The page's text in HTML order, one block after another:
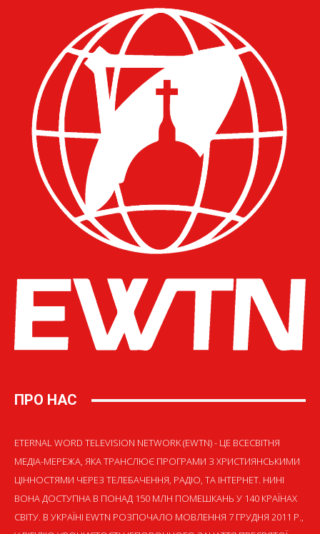
ПРО НАС
ETERNAL WORD TELEVISION NETWORK (EWTN) - ЦЕ ВСЕСВІТНЯ
МЕДІА-МЕРЕЖА, ЯКА ТРАНСЛЮЄ ПРОГРАМИ З ХРИСТИЯНСЬКИМИ
ЦІННОСТЯМИ ЧЕРЕЗ ТЕЛЕБАЧЕННЯ, РАДІО, ТА ІНТЕРНЕТ. НИНІ
ВОНА ДОСТУПНА В ПОНАД 150 МЛН ПОМЕШКАНЬ У 140 КРАЇНАХ
СВІТУ. В УКРАЇНІ EWTN РОЗПОЧАЛО МОВЛЕННЯ 7 ГРУДНЯ 2011 Р.,